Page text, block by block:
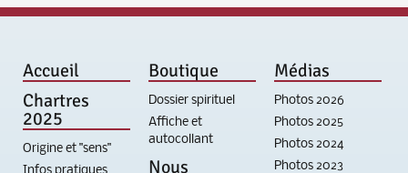
Accueil
Chartres
2025
Origine et "sens"
Boutique
Dossier spirituel
Affiche et
autocollant
Nous
Médias
Photos 2026
Photos 2025
Photos 2024
Photos 2023